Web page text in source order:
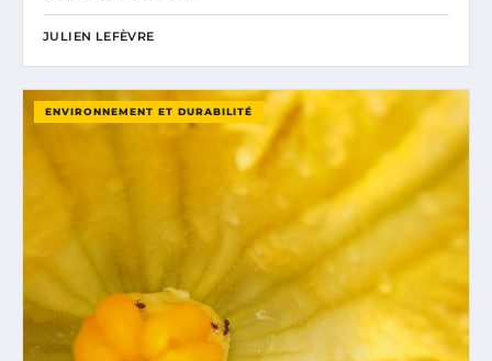
JULIEN LEFÈVRE
ENVIRONNEMENT ET DURABILITÉ